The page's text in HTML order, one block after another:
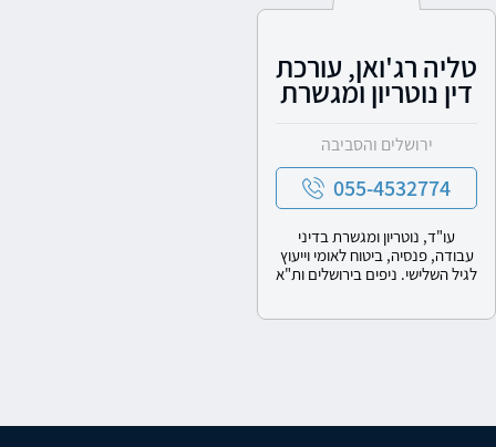
טליה רג'ואן, עורכת
דין נוטריון ומגשרת
ירושלים והסביבה
055-4532774
עו"ד, נוטריון ומגשרת בדיני
עבודה, פנסיה, ביטוח לאומי וייעוץ
לגיל השלישי. ניפים בירושלים ות"א